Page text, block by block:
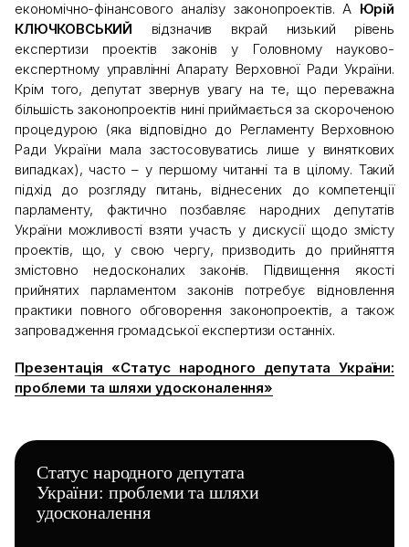
економічно-фінансового аналізу законопроектів. А Юрій
КЛЮЧКОВСЬКИЙ відзначив вкрай низький рівень
експертизи проектів законів у Головному науково-
експертному управлінні Апарату Верховної Ради України.
Крім того, депутат звернув увагу на те, що переважна
більшість законопроектів нині приймається за скороченою
процедурою (яка відповідно до Регламенту Верховною
Ради України мала застосовуватись лише у виняткових
випадках), часто – у першому читанні та в цілому. Такий
підхід до розгляду питань, віднесених до компетенції
парламенту, фактично позбавляє народних депутатів
України можливості взяти участь у дискусії щодо змісту
проектів, що, у свою чергу, призводить до прийняття
змістовно недосконалих законів. Підвищення якості
прийнятих парламентом законів потребує відновлення
практики повного обговорення законопроектів, а також
запровадження громадської експертизи останніх.
Презентація «Статус народного депутата України:
проблеми та шляхи удосконалення»
Статус народного депутата
України: проблеми та шляхи
удосконалення